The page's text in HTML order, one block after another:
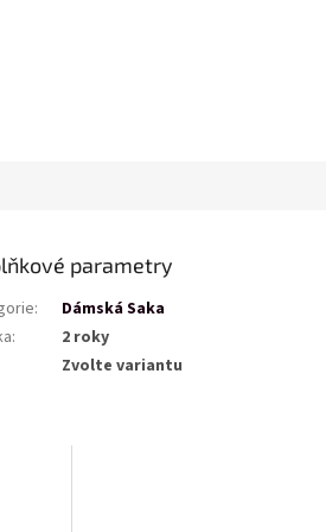
parametry
:
Dámská Saka
:
2 roky
Zvolte variantu